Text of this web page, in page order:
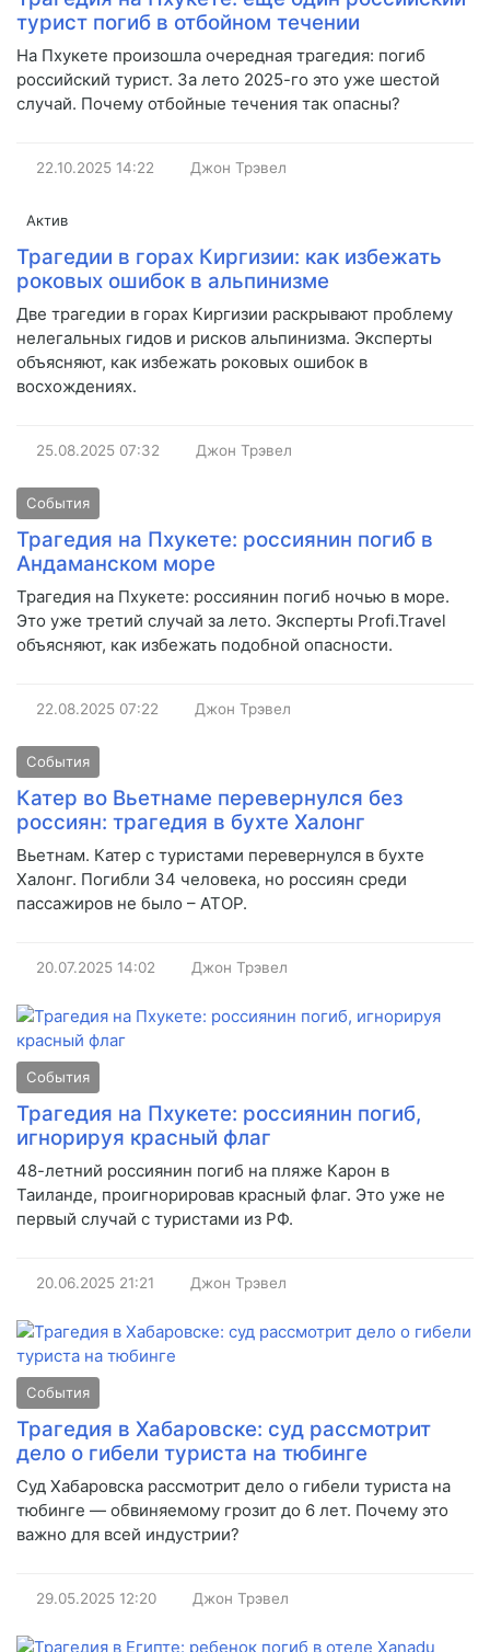
турист погиб в отбойном течении
На Пхукете произошла очередная трагедия: погиб
российский турист. За лето 2025-го это уже шестой
случай. Почему отбойные течения так опасны?
22.10.2025 14:22 Джон Трэвел
Актив
Трагедии в горах Киргизии: как избежать
роковых ошибок в альпинизме
Две трагедии в горах Киргизии раскрывают проблему
нелегальных гидов и рисков альпинизма. Эксперты
объясняют, как избежать роковых ошибок в
восхождениях.
25.08.2025 07:32 Джон Трэвел
События
Трагедия на Пхукете: россиянин погиб в
Андаманском море
Трагедия на Пхукете: россиянин погиб ночью в море.
Это уже третий случай за лето. Эксперты Profi.Travel
объясняют, как избежать подобной опасности.
22.08.2025 07:22 Джон Трэвел
События
Катер во Вьетнаме перевернулся без
россиян: трагедия в бухте Халонг
Вьетнам. Катер с туристами перевернулся в бухте
Халонг. Погибли 34 человека, но россиян среди
пассажиров не было – АТОР.
20.07.2025 14:02 Джон Трэвел
События
Трагедия на Пхукете: россиянин погиб,
игнорируя красный флаг
48-летний россиянин погиб на пляже Карон в
Таиланде, проигнорировав красный флаг. Это уже не
первый случай с туристами из РФ.
20.06.2025 21:21 Джон Трэвел
События
Трагедия в Хабаровске: суд рассмотрит
дело о гибели туриста на тюбинге
Суд Хабаровска рассмотрит дело о гибели туриста на
тюбинге — обвиняемому грозит до 6 лет. Почему это
важно для всей индустрии?
29.05.2025 12:20 Джон Трэвел